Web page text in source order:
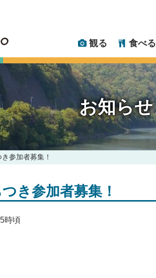
観る 食べる
お知らせ
参加者募集！
き参加者募集！
時頃